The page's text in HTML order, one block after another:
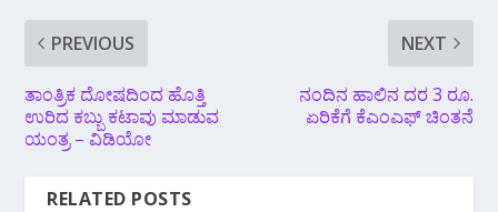
PREVIOUS
ತಾಂತ್ರಿಕ ದೋಷದಿಂದ ಹೊತ್ತಿ
ಉರಿದ ಕಬ್ಬು ಕಟಾವು ಮಾಡುವ
ಯಂತ್ರ – ವಿಡಿಯೋ
NEXT
ನಂದಿನ ಹಾಲಿನ ದರ 3 ರೂ.
ಏರಿಕೆಗೆ ಕೆಎಂಎಫ್ ಚಿಂತನೆ
RELATED POSTS